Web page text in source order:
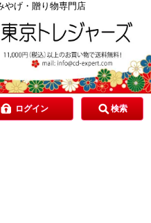
やげ・贈り物専門店
ログイン 検索
予算で選ぶ
り先で選ぶ